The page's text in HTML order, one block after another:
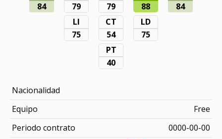
84
79
79
88
84
LI
75
CT
54
LD
75
PT
40
Nacionalidad
Equipo
Free
Periodo contrato
0000-00-00